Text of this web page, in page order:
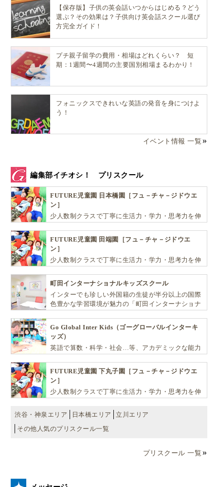
アタマやカラダのスイッチを一旦切る練習を
してみる
初めは「Be」の状態になるために、スイッチ切りの練
習をしなければいけないかもしれません。
働く女性は、仕事、育児、家事、とやることが多す
ぎ、カラダもアタマも疲れてしまいます。（特にアタ
マが）何もしない時間。「Be」の時間を少しでも作る
今あるものや、そばにいる人を少し遠くから観察し、
感謝の気持ちを持つことで、幸せなエネルギーが家族
に伝わると思いますし、何より自分自身がリラックス
できて、元気が戻ってきます。
子育てにも「Be」でいることを応用してみる
例えば、
子供が泣いた
イヤイヤをした
喧嘩した
…等という時に、すぐに
（REACT）する代わりに、それを見守り、観察す
る。
子供は、感情や行動を一歩離れたところから見守って
くれる人がいると、やがて子供自身も自分の感情を
「観る」ことができる
ようになると思います。
識してみる
【保存版】子供の英会話いつからはじめる？どう
選ぶ？その効果は？子供向け英会話スクール選び
方完全ガイド！
プチ親子留学の費用・相場はどれくらい？ 短
期：1週間〜4週間の主要国別相場まるわかり！
フォニックスできれいな英語の発音を身につけよ
う！
イベント情報 一覧
編集部イチオシ！ プリスクール
FUTURE児童園 日本橋園［フュ－チャ－ジドウエ
ン］
少人数制クラスで丁寧に生活力・学力・思考力を伸
FUTURE児童園 田端園［フュ－チャ－ジドウエ
ン］
少人数制クラスで丁寧に生活力・学力・思考力を伸
町田インターナショナルキッズスクール
インターでも珍しい外国籍の生徒が半分以上の国際
色豊かな学習環境が魅力の「町田インターナショナ
Go Global Inter Kids（ゴーグローバルインターキ
ッズ）
英語で算数・科学・社会…等、アカデミックな能力
を育む少人数制のプリスクールです。
FUTURE児童園 下丸子園［フュ－チャ－ジドウエ
ン］
少人数制クラスで丁寧に生活力・学力・思考力を伸
渋谷・神泉エリア
日本橋エリア
立川エリア
その他人気のプリスクール一覧
プリスクール 一覧